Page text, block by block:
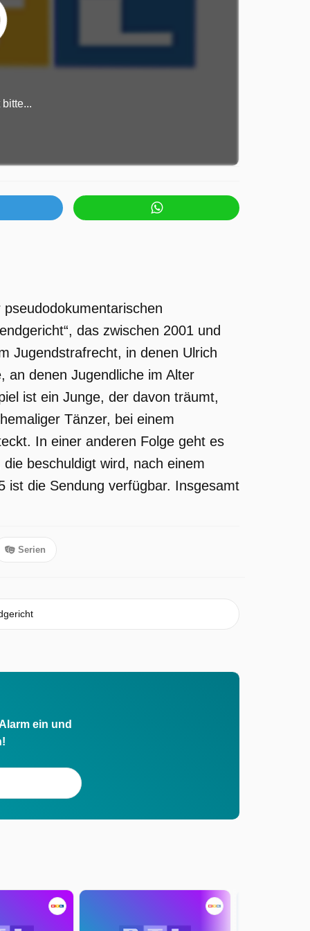
das zwischen 2001 und
Jugendstrafrecht, in denen Ulrich
an denen Jugendliche im Alter
ist ein Junge, der davon träumt,
Tänzer, bei einem
In einer anderen Folge geht es
beschuldigt wird, nach einem
ist die Sendung verfügbar. Insgesamt
Serien
ein und